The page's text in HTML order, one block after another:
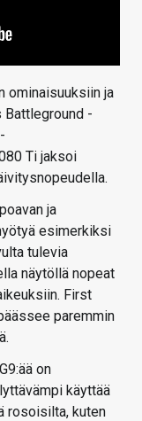
ominaisuuksiin ja
Battleground -
Ti jaksoi
ja
esimerkiksi
tulevia
näytöllä nopeat
First
paremmin
on
käyttää
rosoisilta, kuten